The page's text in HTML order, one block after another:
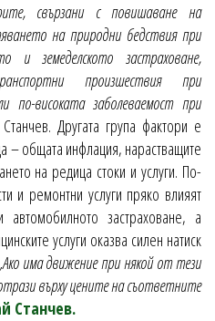
свързани с повишаване на
на природни бедствия при
и земеделското застраховане,
произшествия при
по-високата заболеваемост при
Другата група фактори е
– общата инфлация, нарастващите
на редица стоки и услуги. По-
и ремонтни услуги пряко влияят
застраховане, а
услуги оказва силен натиск
има движение при някой от тези
върху цените на съответните
Станчев.